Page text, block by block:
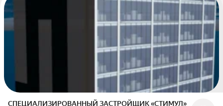
СПЕЦИАЛИЗИРОВАННЫЙ ЗАСТРОЙЩИК «СТИМУЛ»